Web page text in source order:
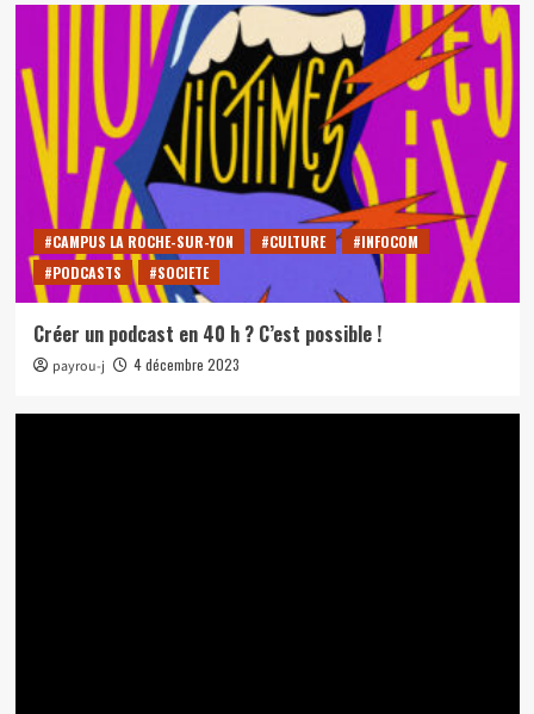
#CAMPUS LA ROCHE-SUR-YON #CULTURE
#INFOCOM
#PODCASTS
#SOCIETE
Créer un podcast en 40 h ? C’est possible !
payrou-j 4 décembre 2023